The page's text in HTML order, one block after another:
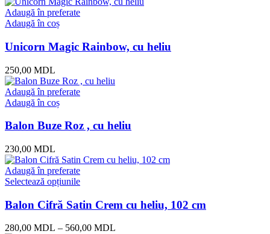
Adaugă în preferate
Adaugă în coș
Unicorn Magic Rainbow, cu heliu
250,00 MDL
Adaugă în preferate
Adaugă în coș
Balon Buze Roz , cu heliu
230,00 MDL
Adaugă în preferate
Selectează opțiunile
Balon Cifră Satin Crem cu heliu, 102 cm
280,00 MDL – 560,00 MDL